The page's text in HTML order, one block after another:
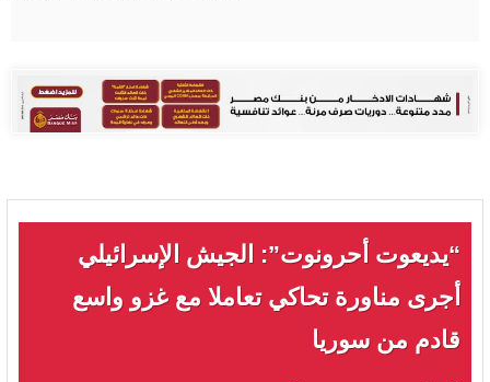
“يديعوت أحرونوت”: الجيش الإسرائيلي
أجرى مناورة تحاكي تعاملا مع غزو واسع
قادم من سوريا